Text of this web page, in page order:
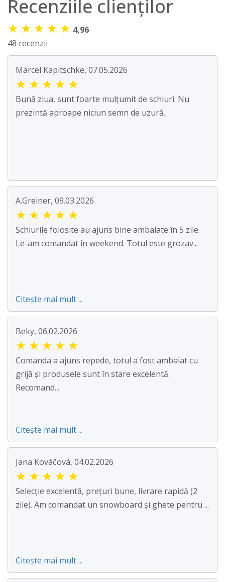
Recenziile clienților
★ ★ ★ ★ ★ 4,96
48 recenzii
Marcel Kapitschke, 07.05.2026
★ ★ ★ ★ ★
Bună ziua, sunt foarte mulțumit de schiuri. Nu
prezintă aproape niciun semn de uzură.
A.Greiner, 09.03.2026
★ ★ ★ ★ ★
Schiurile folosite au ajuns bine ambalate în 5 zile.
Le-am comandat în weekend. Totul este grozav...
Citește mai mult ...
Beky, 06.02.2026
★ ★ ★ ★ ★
Comanda a ajuns repede, totul a fost ambalat cu
grijă și produsele sunt în stare excelentă.
Recomand...
Citește mai mult ...
Jana Kováčová, 04.02.2026
★ ★ ★ ★ ★
Selecție excelentă, prețuri bune, livrare rapidă (2
zile). Am comandat un snowboard și ghete pentru ...
Citește mai mult ...